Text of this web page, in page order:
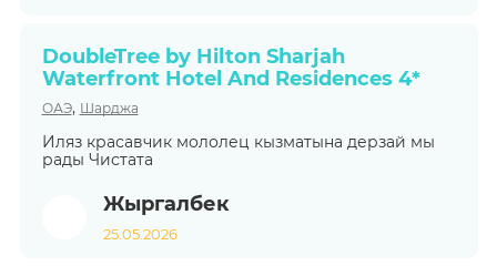
DoubleTree by Hilton Sharjah
Waterfront Hotel And Residences 4*
ОАЭ, Шарджа
Иляз красавчик мололец кызматына дерзай мы
рады Чистата
Жыргалбек
25.05.2026